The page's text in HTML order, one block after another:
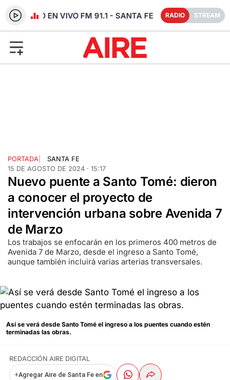
RADIO EN VIVO FM 91.1 - SANTA FE RADIO STREAM
PORTADA
SANTA FE
15 DE AGOSTO DE 2024 · 15:17
Nuevo puente a Santo Tomé: dieron
a conocer el proyecto de
intervención urbana sobre Avenida 7
de Marzo
Los trabajos se enfocarán en los primeros 400 metros de
Avenida 7 de Marzo, desde el ingreso a Santo Tomé,
aunque también incluirá varias arterias transversales.
Así se verá desde Santo Tomé el ingreso a los puentes cuando estén
terminadas las obras.
REDACCIÓN AIRE DIGITAL
+Agregar Aire de Santa Fe en